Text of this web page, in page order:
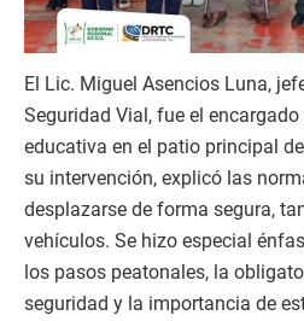
El Lic. Miguel Asencios Luna,
Seguridad Vial, fue el
educativa en el patio principal
su intervención, explicó las
desplazarse de forma segura,
vehículos. Se hizo especial
los pasos peatonales, la
seguridad y la importancia de